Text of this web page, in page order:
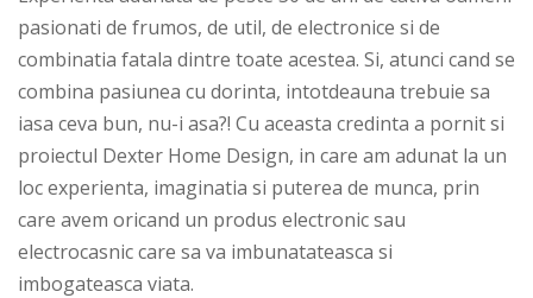
pasionati de frumos, de util, de electronice si de
combinatia fatala dintre toate acestea. Si, atunci cand se
combina pasiunea cu dorinta, intotdeauna trebuie sa
iasa ceva bun, nu-i asa?! Cu aceasta credinta a pornit si
proiectul Dexter Home Design, in care am adunat la un
loc experienta, imaginatia si puterea de munca, prin
care avem oricand un produs electronic sau
electrocasnic care sa va imbunatateasca si
imbogateasca viata.